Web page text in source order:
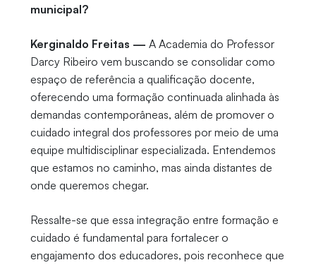
municipal?
Kerginaldo Freitas — A Academia do Professor
Darcy Ribeiro vem buscando se consolidar como
espaço de referência a qualificação docente,
oferecendo uma formação continuada alinhada às
demandas contemporâneas, além de promover o
cuidado integral dos professores por meio de uma
equipe multidisciplinar especializada. Entendemos
que estamos no caminho, mas ainda distantes de
onde queremos chegar.
Ressalte-se que essa integração entre formação e
cuidado é fundamental para fortalecer o
engajamento dos educadores, pois reconhece que